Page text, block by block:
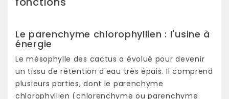
Le parenchyme chlorophyllien : l'usine à
énergie
Le mésophylle des cactus a évolué pour devenir
un tissu de rétention d'eau très épais. Il comprend
plusieurs parties, dont le parenchyme
chlorophyllien (chlorenchyme ou parenchyme